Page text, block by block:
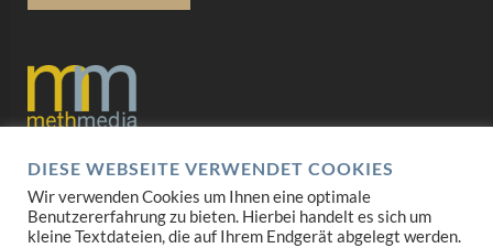
Datenschutz
Impressum
DIESE WEBSEITE VERWENDET COOKIES
Wir verwenden Cookies um Ihnen eine optimale
Benutzererfahrung zu bieten. Hierbei handelt es sich um
kleine Textdateien, die auf Ihrem Endgerät abgelegt werden.